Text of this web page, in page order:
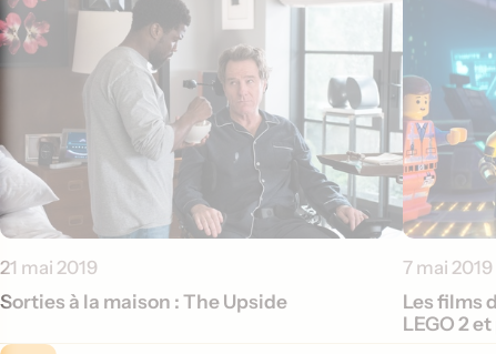
21 mai 2019
Sorties à la maison : The Upside
7 mai 2019
Les films
LEGO 2